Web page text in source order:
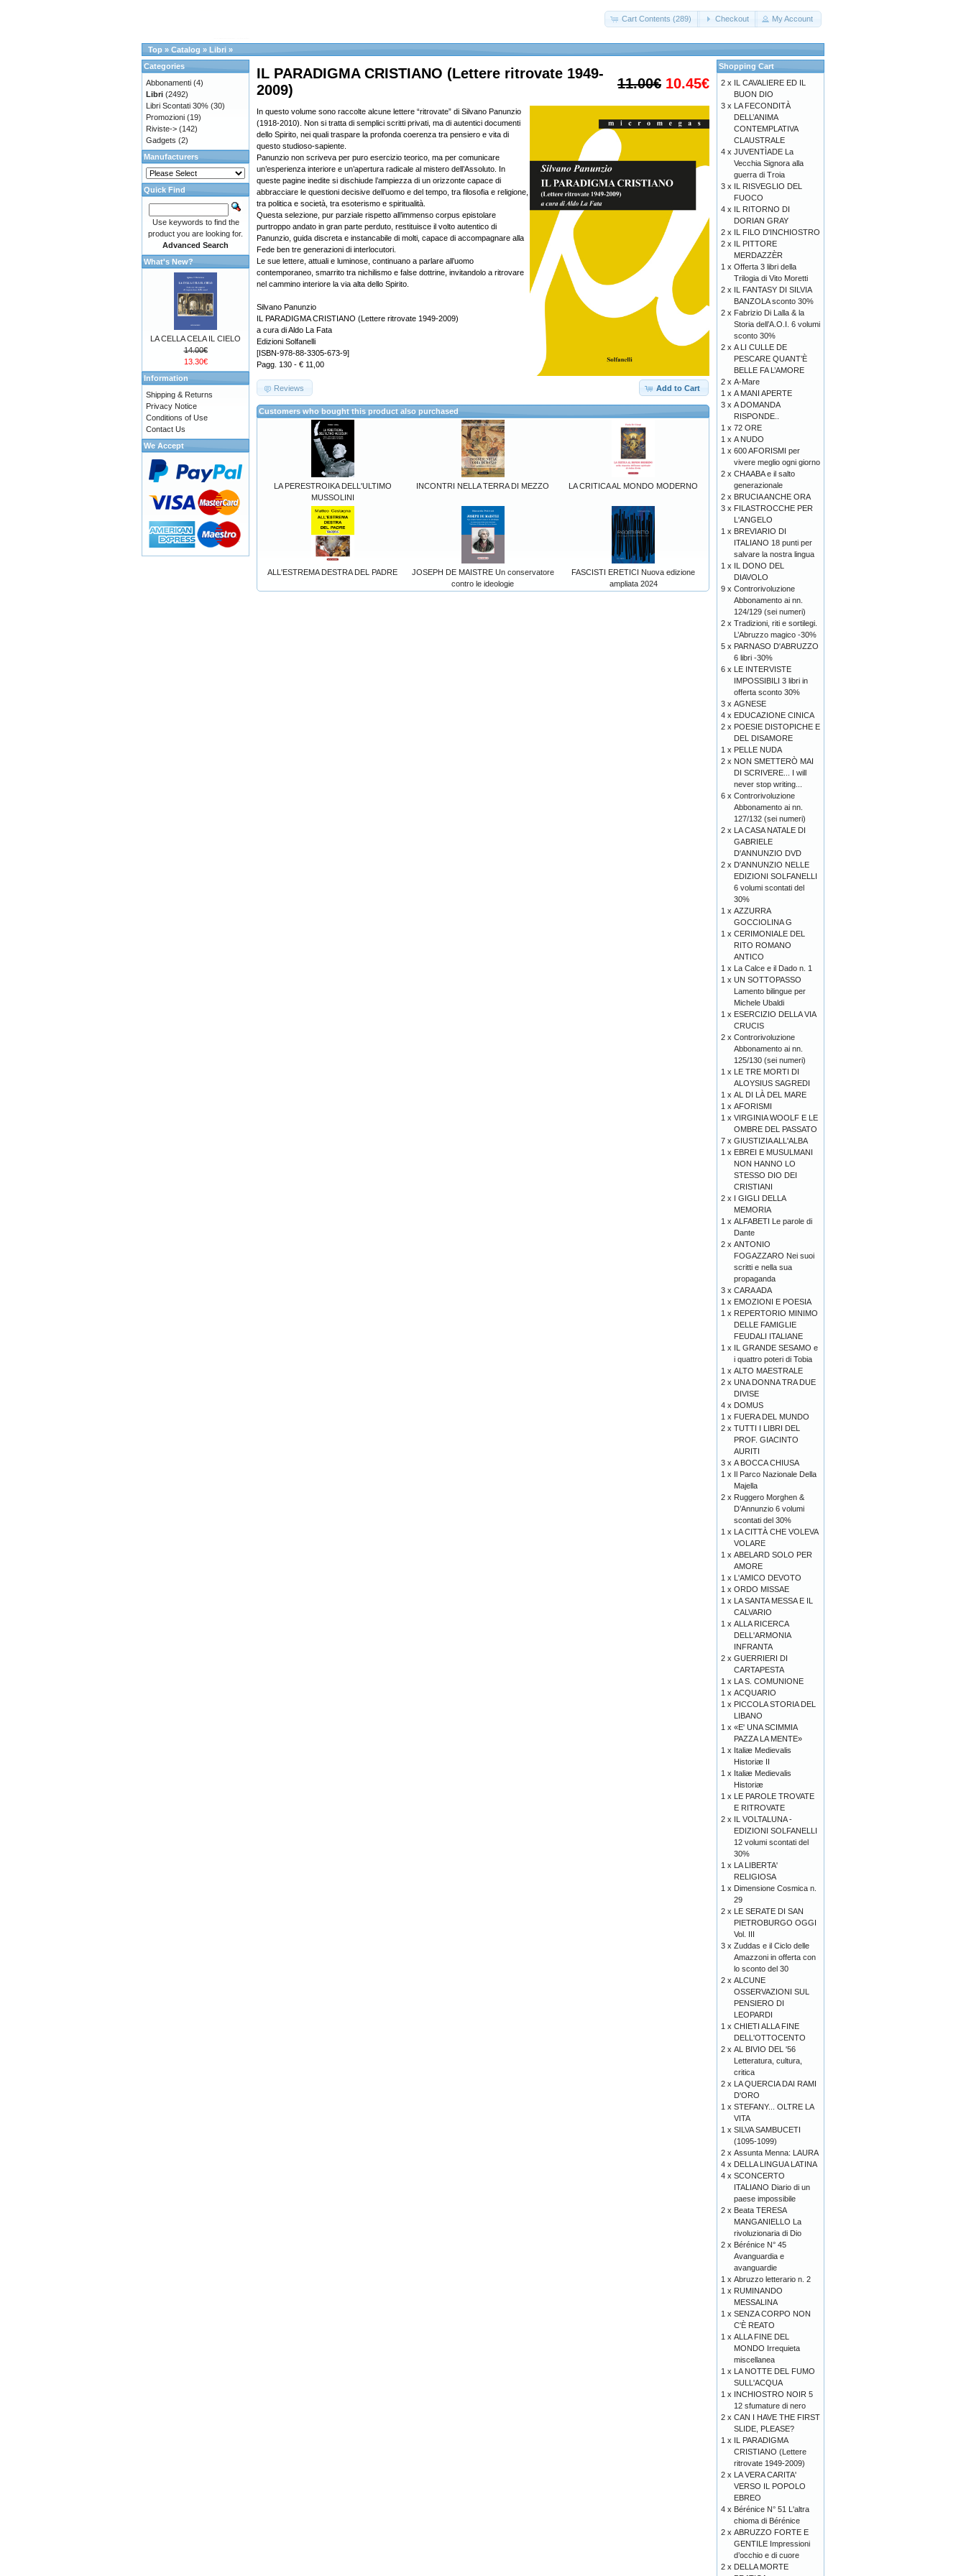
Cart Contents (289) Checkout My Account
Top » Catalog » Libri »
11.00€ 10.45€
IL PARADIGMA CRISTIANO (Lettere ritrovate 1949-
2009)
In questo volume sono raccolte alcune lettere “ritrovate” di Silvano Panunzio
(1918-2010). Non si tratta di semplici scritti privati, ma di autentici documenti
dello Spirito, nei quali traspare la profonda coerenza tra pensiero e vita di
questo studioso-sapiente.
Panunzio non scriveva per puro esercizio teorico, ma per comunicare
un’esperienza interiore e un’apertura radicale al mistero dell’Assoluto. In
queste pagine inedite si dischiude l’ampiezza di un orizzonte capace di
abbracciare le questioni decisive dell’uomo e del tempo, tra filosofia e religione,
tra politica e società, tra esoterismo e spiritualità.
Questa selezione, pur parziale rispetto all’immenso corpus epistolare
purtroppo andato in gran parte perduto, restituisce il volto autentico di
Panunzio, guida discreta e instancabile di molti, capace di accompagnare alla
Fede ben tre generazioni di interlocutori.
Le sue lettere, attuali e luminose, continuano a parlare all’uomo
contemporaneo, smarrito tra nichilismo e false dottrine, invitandolo a ritrovare
nel cammino interiore la via alta dello Spirito.
Silvano Panunzio
IL PARADIGMA CRISTIANO (Lettere ritrovate 1949-2009)
a cura di Aldo La Fata
Edizioni Solfanelli
[ISBN-978-88-3305-673-9]
Pagg. 130 - € 11,00
Add to Cart
Reviews
Customers who bought this product also purchased
LA PERESTROIKA DELL'ULTIMO
MUSSOLINI
INCONTRI NELLA TERRA DI MEZZO LA CRITICA AL MONDO MODERNO
ALL'ESTREMA DESTRA DEL PADRE
JOSEPH DE MAISTRE Un conservatore
contro le ideologie
FASCISTI ERETICI Nuova edizione
ampliata 2024
Categories
Abbonamenti (4)
Libri (2492)
Libri Scontati 30% (30)
Promozioni (19)
Riviste-> (142)
Gadgets (2)
Manufacturers
Quick Find
Use keywords to find the
product you are looking for.
Advanced Search
What's New?
LA CELLA CELA IL CIELO
14.00€
13.30€
Information
Shipping & Returns
Privacy Notice
Conditions of Use
Contact Us
We Accept
Shopping Cart
2 x IL CAVALIERE ED IL
BUON DIO
3 x LA FECONDITÀ
DELL’ANIMA
CONTEMPLATIVA
CLAUSTRALE
4 x JUVENTÌADE La
Vecchia Signora alla
guerra di Troia
3 x IL RISVEGLIO DEL
FUOCO
4 x IL RITORNO DI
DORIAN GRAY
2 x IL FILO D'INCHIOSTRO
2 x IL PITTORE
MERDAZZÈR
1 x Offerta 3 libri della
Trilogia di Vito Moretti
2 x IL FANTASY DI SILVIA
BANZOLA sconto 30%
2 x Fabrizio Di Lalla & la
Storia dell’A.O.I. 6 volumi
sconto 30%
2 x A LI CULLE DE
PESCARE QUANT’È
BELLE FA L’AMORE
2 x A-Mare
1 x A MANI APERTE
3 x A DOMANDA
RISPONDE..
1 x 72 ORE
1 x A NUDO
1 x 600 AFORISMI per
vivere meglio ogni giorno
2 x CHAABA e il salto
generazionale
2 x BRUCIA ANCHE ORA
3 x FILASTROCCHE PER
L'ANGELO
1 x BREVIARIO DI
ITALIANO 18 punti per
salvare la nostra lingua
1 x IL DONO DEL
DIAVOLO
9 x Controrivoluzione
Abbonamento ai nn.
124/129 (sei numeri)
2 x Tradizioni, riti e sortilegi.
L’Abruzzo magico -30%
5 x PARNASO D'ABRUZZO
6 libri -30%
6 x LE INTERVISTE
IMPOSSIBILI 3 libri in
offerta sconto 30%
3 x AGNESE
4 x EDUCAZIONE CINICA
2 x POESIE DISTOPICHE E
DEL DISAMORE
1 x PELLE NUDA
2 x NON SMETTERÒ MAI
DI SCRIVERE... I will
never stop writing...
6 x Controrivoluzione
Abbonamento ai nn.
127/132 (sei numeri)
2 x LA CASA NATALE DI
GABRIELE
D'ANNUNZIO DVD
2 x D'ANNUNZIO NELLE
EDIZIONI SOLFANELLI
6 volumi scontati del
30%
1 x AZZURRA
GOCCIOLINA G
1 x CERIMONIALE DEL
RITO ROMANO
ANTICO
1 x La Calce e il Dado n. 1
1 x UN SOTTOPASSO
Lamento bilingue per
Michele Ubaldi
1 x ESERCIZIO DELLA VIA
CRUCIS
2 x Controrivoluzione
Abbonamento ai nn.
125/130 (sei numeri)
1 x LE TRE MORTI DI
ALOYSIUS SAGREDI
1 x AL DI LÀ DEL MARE
1 x AFORISMI
1 x VIRGINIA WOOLF E LE
OMBRE DEL PASSATO
7 x GIUSTIZIA ALL'ALBA
1 x EBREI E MUSULMANI
NON HANNO LO
STESSO DIO DEI
CRISTIANI
2 x I GIGLI DELLA
MEMORIA
1 x ALFABETI Le parole di
Dante
2 x ANTONIO
FOGAZZARO Nei suoi
scritti e nella sua
propaganda
3 x CARA ADA
1 x EMOZIONI E POESIA
1 x REPERTORIO MINIMO
DELLE FAMIGLIE
FEUDALI ITALIANE
1 x IL GRANDE SESAMO e
i quattro poteri di Tobia
1 x ALTO MAESTRALE
2 x UNA DONNA TRA DUE
DIVISE
4 x DOMUS
1 x FUERA DEL MUNDO
2 x TUTTI I LIBRI DEL
PROF. GIACINTO
AURITI
3 x A BOCCA CHIUSA
1 x Il Parco Nazionale Della
Majella
2 x Ruggero Morghen &
D’Annunzio 6 volumi
scontati del 30%
1 x LA CITTÀ CHE VOLEVA
VOLARE
1 x ABELARD SOLO PER
AMORE
1 x L'AMICO DEVOTO
1 x ORDO MISSAE
1 x LA SANTA MESSA E IL
CALVARIO
1 x ALLA RICERCA
DELL'ARMONIA
INFRANTA
2 x GUERRIERI DI
CARTAPESTA
1 x LA S. COMUNIONE
1 x ACQUARIO
1 x PICCOLA STORIA DEL
LIBANO
1 x «E' UNA SCIMMIA
PAZZA LA MENTE»
1 x Italiæ Medievalis
Historiæ II
1 x Italiæ Medievalis
Historiæ
1 x LE PAROLE TROVATE
E RITROVATE
2 x IL VOLTALUNA -
EDIZIONI SOLFANELLI
12 volumi scontati del
30%
1 x LA LIBERTA'
RELIGIOSA
1 x Dimensione Cosmica n.
29
2 x LE SERATE DI SAN
PIETROBURGO OGGI
Vol. III
3 x Zuddas e il Ciclo delle
Amazzoni in offerta con
lo sconto del 30
2 x ALCUNE
OSSERVAZIONI SUL
PENSIERO DI
LEOPARDI
1 x CHIETI ALLA FINE
DELL'OTTOCENTO
2 x AL BIVIO DEL '56
Letteratura, cultura,
critica
2 x LA QUERCIA DAI RAMI
D'ORO
1 x STEFANY... OLTRE LA
VITA
1 x SILVA SAMBUCETI
(1095-1099)
2 x Assunta Menna: LAURA
4 x DELLA LINGUA LATINA
4 x SCONCERTO
ITALIANO Diario di un
paese impossibile
2 x Beata TERESA
MANGANIELLO La
rivoluzionaria di Dio
2 x Bérénice N° 45
Avanguardia e
avanguardie
1 x Abruzzo letterario n. 2
1 x RUMINANDO
MESSALINA
1 x SENZA CORPO NON
C'È REATO
1 x ALLA FINE DEL
MONDO Irrequieta
miscellanea
1 x LA NOTTE DEL FUMO
SULL'ACQUA
1 x INCHIOSTRO NOIR 5
12 sfumature di nero
2 x CAN I HAVE THE FIRST
SLIDE, PLEASE?
1 x IL PARADIGMA
CRISTIANO (Lettere
ritrovate 1949-2009)
2 x LA VERA CARITA'
VERSO IL POPOLO
EBREO
4 x Bérénice N° 51 L'altra
chioma di Bérénice
2 x ABRUZZO FORTE E
GENTILE Impressioni
d’occhio e di cuore
2 x DELLA MORTE